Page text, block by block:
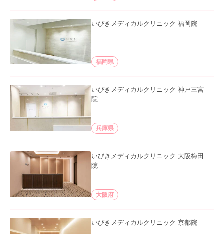
いびきメディカルクリニック 福岡院
福岡県
いびきメディカルクリニック 神戸三宮
院
兵庫県
いびきメディカルクリニック 大阪梅田
院
大阪府
いびきメディカルクリニック 京都院